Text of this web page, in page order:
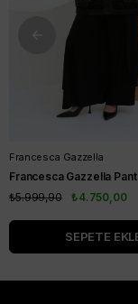
Francesca Gazzella
₺4.750,00
₺5.999,90
SEPETE